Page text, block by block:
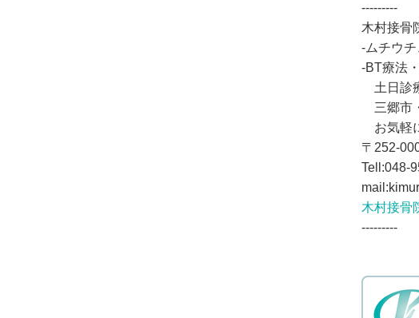
---------
木村接骨
‐ムチウ
‐BT療法
土日診
三郷市
お気軽
〒252-
Tell:048-
木村接骨
---------